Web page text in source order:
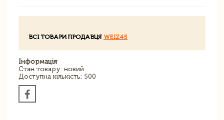
ВСІ ТОВАРИ ПРОДАВЦЯ WEIZ45
Інформація
Стан товару: новий
Доступна кількість: 500